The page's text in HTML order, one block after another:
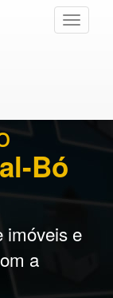
Toggle
Bó
imóveis e
a